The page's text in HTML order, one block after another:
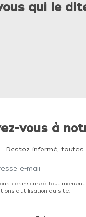
qui le
vous à
: Restez informé, toutes
désinscrire à tout
d'utilisation du site.